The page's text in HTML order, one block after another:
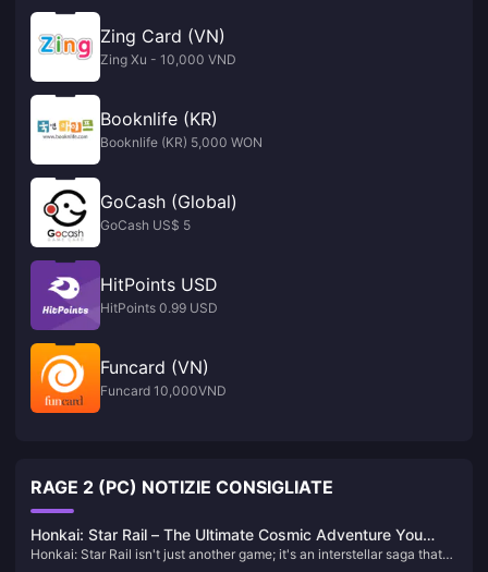
Zing Card (VN)
Zing Xu - 10,000 VND
Booknlife (KR)
Booknlife (KR) 5,000 WON
GoCash (Global)
GoCash US$ 5
HitPoints USD
HitPoints 0.99 USD
Funcard (VN)
Funcard 10,000VND
RAGE 2 (PC) NOTIZIE CONSIGLIATE
Honkai: Star Rail – The Ultimate Cosmic Adventure You
Can't Afford to Miss!
Honkai: Star Rail isn't just another game; it's an interstellar saga that